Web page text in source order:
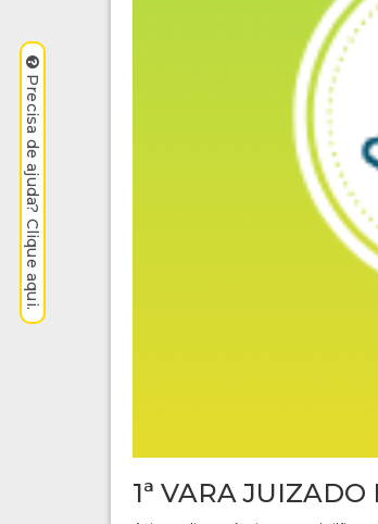
1ª VARA
Precisa de ajuda? Clique aqui.